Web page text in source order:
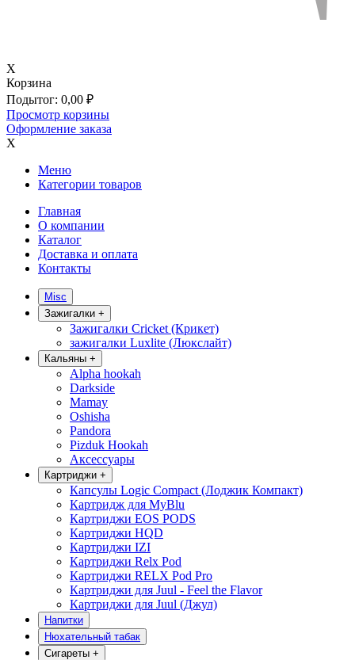
X
Корзина
Подытог: 0,00 ₽
Просмотр корзины
Оформление заказа
X
Меню
Категории товаров
Главная
О компании
Каталог
Доставка и оплата
Контакты
Misc
Зажигалки +
Зажигалки Cricket (Крикет)
зажигалки Luxlite (Люкслайт)
Кальяны +
Alpha hookah
Darkside
Mamay
Oshisha
Pandora
Pizduk Hookah
Аксессуары
Картриджи +
Капсулы Logic Compact (Лоджик Компакт)
Картридж для MyBlu
Картриджи EOS PODS
Картриджи HQD
Картриджи IZI
Картриджи Relx Pod
Картриджи RELX Pod Pro
Картриджи для Juul - Feel the Flavor
Картриджи для Juul (Джул)
Напитки
Нюхательный табак
Сигареты +